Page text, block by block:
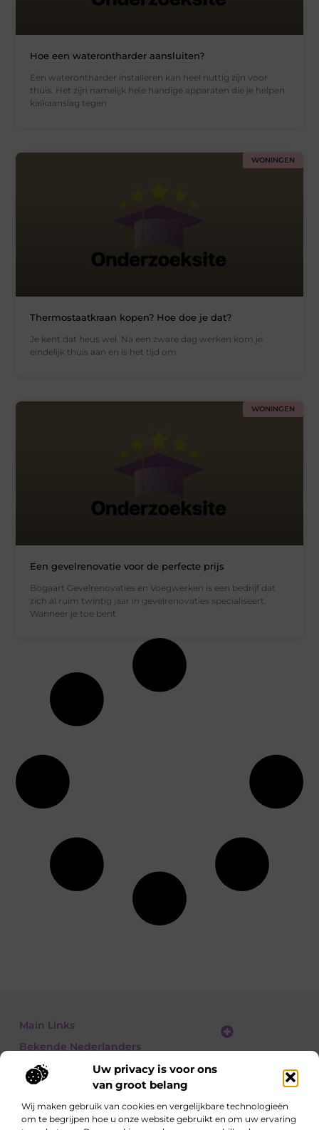
Uw privacy is voor ons
van groot belang
Wij maken gebruik van cookies en vergelijkbare technologieën
om te begrijpen hoe u onze website gebruikt en om uw ervaring
Hoe een waterontharder aansluiten?
Een waterontharder installeren kan heel nuttig zijn voor
thuis. Het zijn namelijk hele handige apparaten die je helpen
kalkaanslag tegen
WONINGEN
Thermostaatkraan kopen? Hoe doe je dat?
Je kent dat heus wel. Na een zware dag werken kom je
eindelijk thuis aan en is het tijd om
WONINGEN
Een gevelrenovatie voor de perfecte prijs
Bogaart Gevelrenovaties en Voegwerken is een bedrijf dat
zich al ruim twintig jaar in gevelrenovaties specialiseert.
Wanneer je toe bent
Main Links
Bekende Nederlanders